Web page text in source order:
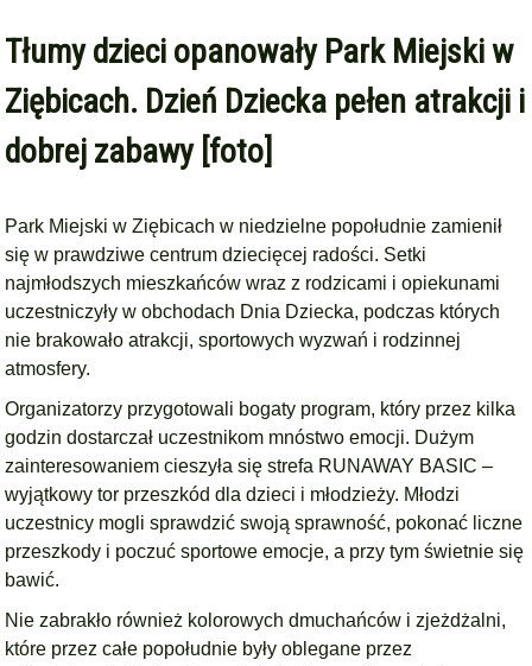
Tłumy dzieci opanowały Park Miejski w
Ziębicach. Dzień Dziecka pełen atrakcji i
dobrej zabawy [foto]
Park Miejski w Ziębicach w niedzielne popołudnie zamienił
się w prawdziwe centrum dziecięcej radości. Setki
najmłodszych mieszkańców wraz z rodzicami i opiekunami
uczestniczyły w obchodach Dnia Dziecka, podczas których
nie brakowało atrakcji, sportowych wyzwań i rodzinnej
atmosfery.
Organizatorzy przygotowali bogaty program, który przez kilka
godzin dostarczał uczestnikom mnóstwo emocji. Dużym
zainteresowaniem cieszyła się strefa RUNAWAY BASIC –
wyjątkowy tor przeszkód dla dzieci i młodzieży. Młodzi
uczestnicy mogli sprawdzić swoją sprawność, pokonać liczne
przeszkody i poczuć sportowe emocje, a przy tym świetnie się
bawić.
Nie zabrakło również kolorowych dmuchańców i zjeżdżalni,
które przez całe popołudnie były oblegane przez